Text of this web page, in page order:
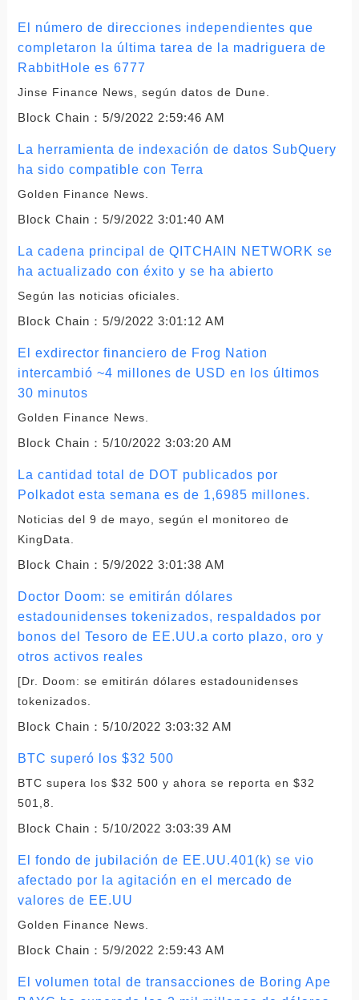
El número de direcciones independientes que
completaron la última tarea de la madriguera de
RabbitHole es 6777
Jinse Finance News, según datos de Dune.
Block Chain： 5/9/2022 2:59:46 AM
La herramienta de indexación de datos SubQuery
ha sido compatible con Terra
Golden Finance News.
Block Chain： 5/9/2022 3:01:40 AM
La cadena principal de QITCHAIN ​​​​NETWORK se
ha actualizado con éxito y se ha abierto
Según las noticias oficiales.
Block Chain： 5/9/2022 3:01:12 AM
El exdirector financiero de Frog Nation
intercambió ~4 millones de USD en los últimos
30 minutos
Golden Finance News.
Block Chain： 5/10/2022 3:03:20 AM
La cantidad total de DOT publicados por
Polkadot esta semana es de 1,6985 millones.
Noticias del 9 de mayo, según el monitoreo de
KingData.
Block Chain： 5/9/2022 3:01:38 AM
Doctor Doom: se emitirán dólares
estadounidenses tokenizados, respaldados por
bonos del Tesoro de EE.UU.a corto plazo, oro y
otros activos reales
[Dr. Doom: se emitirán dólares estadounidenses
tokenizados.
Block Chain： 5/10/2022 3:03:32 AM
BTC superó los $32 500
BTC supera los $32 500 y ahora se reporta en $32
501,8.
Block Chain： 5/10/2022 3:03:39 AM
El fondo de jubilación de EE.UU.401(k) se vio
afectado por la agitación en el mercado de
valores de EE.UU
Golden Finance News.
Block Chain： 5/9/2022 2:59:43 AM
El volumen total de transacciones de Boring Ape